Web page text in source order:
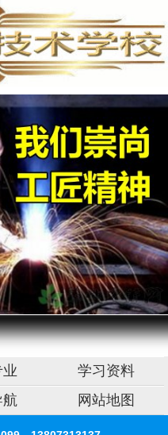
班
学习资料
航 网站地图